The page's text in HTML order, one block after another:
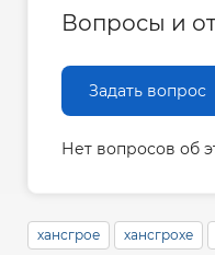
Вопросы и
Задать вопрос
Нет вопросов об
хансгрое хансгрохе